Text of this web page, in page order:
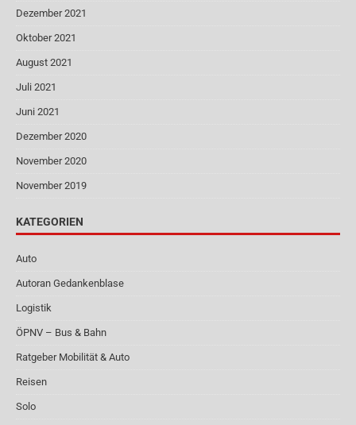
Dezember 2021
Oktober 2021
August 2021
Juli 2021
Juni 2021
Dezember 2020
November 2020
November 2019
KATEGORIEN
Auto
Autoran Gedankenblase
Logistik
ÖPNV – Bus & Bahn
Ratgeber Mobilität & Auto
Reisen
Solo